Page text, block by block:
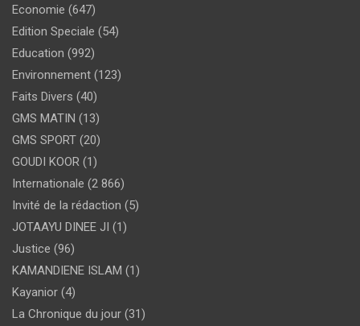
Economie (647)
Edition Speciale (54)
Education (992)
Environnement (123)
Faits Divers (40)
GMS MATIN (13)
GMS SPORT (20)
GOUDI KOOR (1)
Internationale (2 866)
Invité de la rédaction (5)
JOTAAYU DINEE JI (1)
Justice (96)
KAMANDIENE ISLAM (1)
Kayanior (4)
La Chronique du jour (31)